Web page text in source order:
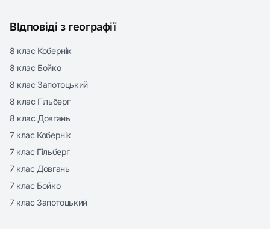
ВІдповіді з географії
8 клас Кобернік
8 клас Бойко
8 клас Запотоцький
8 клас Гільберг
8 клас Довгань
7 клас Кобернік
7 клас Гільберг
7 клас Довгань
7 клас Бойко
7 клас Запотоцький